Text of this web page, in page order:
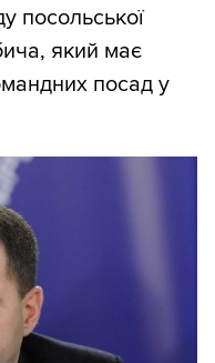
посольської
який має
посад у